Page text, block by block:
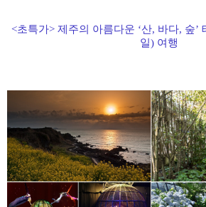
<초특가> 제주의 아름다운 ‘산, 바다, 숲’
일) 여행